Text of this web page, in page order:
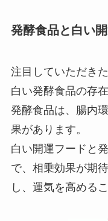
発酵食品と白い
注目していただき
白い発酵食品の存在
発酵食品は、腸内
果があります。
白い開運フードと
で、相乗効果が期
し、運気を高める